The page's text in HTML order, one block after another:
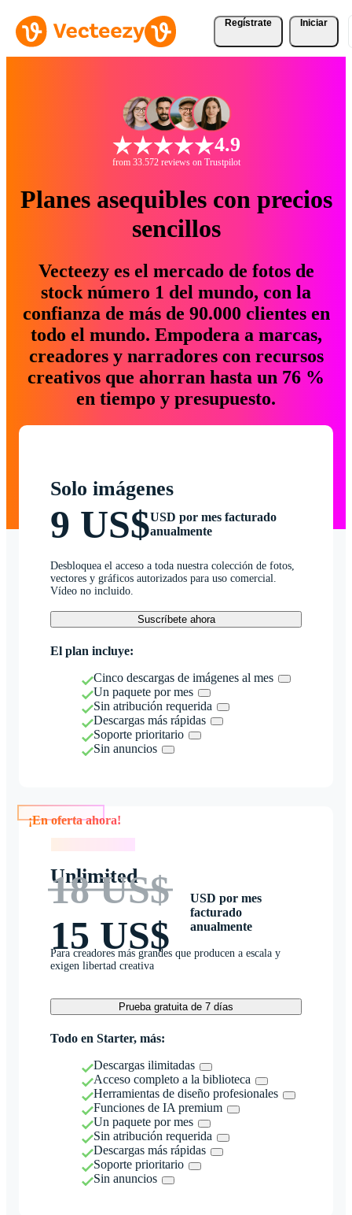
Regístrate Iniciar
4.9
from 33.572 reviews on Trustpilot
Planes asequibles con precios
sencillos
Vecteezy es el mercado de fotos de
stock número 1 del mundo, con la
confianza de más de 90.000 clientes en
todo el mundo. Empodera a marcas,
creadores y narradores con recursos
creativos que ahorran hasta un 76 %
en tiempo y presupuesto.
Solo imágenes
9 US$USD por mes facturado
anualmente
Desbloquea el acceso a toda nuestra colección de fotos,
vectores y gráficos autorizados para uso comercial.
Vídeo no incluido.
Suscríbete ahora
El plan incluye:
Cinco descargas de imágenes al mes
Un paquete por mes
Sin atribución requerida
Descargas más rápidas
Soporte prioritario
Sin anuncios
Unlimited
18 US$
15 US$
USD por mes
facturado
anualmente
Para creadores más grandes que producen a escala y
exigen libertad creativa
Prueba gratuita de 7 días
Todo en Starter, más:
Descargas ilimitadas
Acceso completo a la biblioteca
Herramientas de diseño profesionales
Funciones de IA premium
Un paquete por mes
Sin atribución requerida
Descargas más rápidas
Soporte prioritario
Sin anuncios